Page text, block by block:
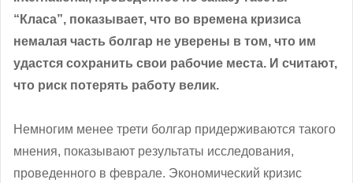
“Класа”, показывает, что во времена кризиса
немалая часть болгар не уверены в том, что им
удастся сохранить свои рабочие места. И считают,
что риск потерять работу велик.
Немногим менее трети болгар придерживаются такого
мнения, показывают результаты исследования,
проведенного в феврале. Экономический кризис